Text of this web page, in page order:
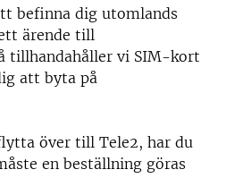
befinna dig utomlands
ärende till
tillhandahåller vi SIM-kort
att byta på
över till Tele2, har du
en beställning göras